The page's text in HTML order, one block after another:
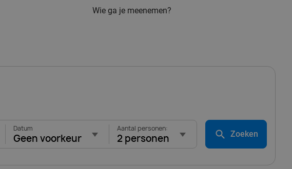
Wie ga je meenemen?
Datum
Geen voorkeur
Aantal personen:
2 personen Zoeken